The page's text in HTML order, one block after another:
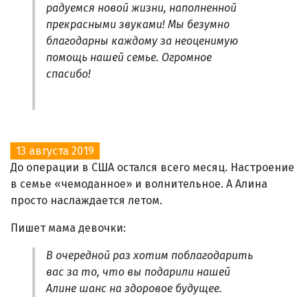
радуемся новой жизни, наполненной
прекрасными звуками! Мы безумно
благодарны каждому за неоценимую
помощь нашей семье. Огромное
спасибо!
13 августа 2019
До операции в США остался всего месяц. Настроение
в семье «чемоданное» и волнительное. А Алина
просто наслаждается летом.
Пишет мама девочки:
В очередной раз хотим поблагодарить
вас за то, что вы подарили нашей
Алине шанс на здоровое будущее.